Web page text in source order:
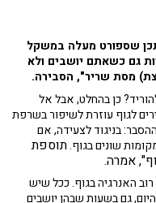
שספורט מעלה במשקל
גם כשאתם יושבים ולא
מסת שריר", הסבירה.
כן בהחלט, אבל אל
לגוף עוזרת לשיפור בשרפת
בניגוד לצעידה, אם
שונים בגוף.תוספת
אמרה.
האנרגיה בגוף. ככל שיש
גם בשעות שבהן יושבים